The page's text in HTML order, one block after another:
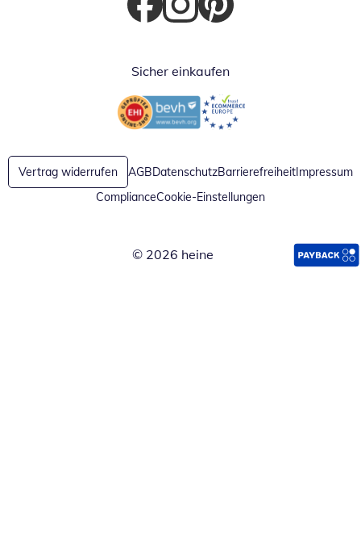
Öffnet in neuem Fenster
Öffnet in neuem Fenster
Öffnet in neuem Fenster
Sicher einkaufen
Öffnet in neuem FensterÖffnet in neuem Fenster
Vertrag widerrufen AGBDatenschutzBarrierefreiheitImpressum
ComplianceCookie-Einstellungen
© 2026 heine